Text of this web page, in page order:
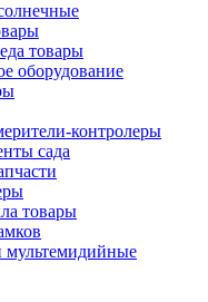
товары
оборудование
контролеры
сада
товары
мультемидийные